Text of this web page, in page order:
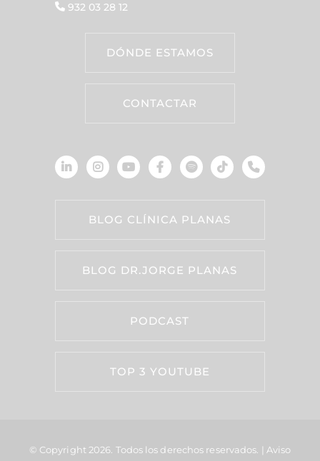
932 03 28 12
DÓNDE ESTAMOS
CONTACTAR
BLOG CLÍNICA PLANAS
BLOG DR.JORGE PLANAS
PODCAST
TOP 3 YOUTUBE
© Copyright 2026. Todos los derechos reservados. | Aviso